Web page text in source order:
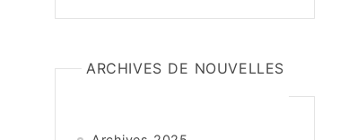
ARCHIVES DE NOUVELLES